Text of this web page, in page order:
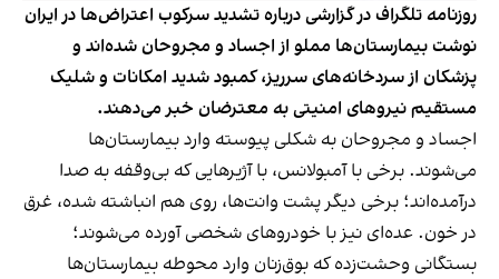
روزنامه تلگراف در گزارشی درباره تشدید سرکوب اعتراض‌ها در ایران
نوشت بیمارستان‌ها مملو از اجساد و مجروحان شده‌اند و
پزشکان از سردخانه‌های سرریز، کمبود شدید امکانات و شلیک
مستقیم نیروهای امنیتی به معترضان خبر می‌دهند.
اجساد و مجروحان به شکلی پیوسته وارد بیمارستان‌ها
می‌شوند. برخی با آمبولانس، با آژیرهایی که بی‌وقفه به صدا
درآمده‌اند؛ برخی دیگر پشت وانت‌ها، روی هم انباشته شده، غرق
در خون. عده‌ای نیز با خودروهای شخصی آورده می‌شوند؛
بستگانی وحشت‌زده که بوق‌زنان وارد محوطه بیمارستان‌ها